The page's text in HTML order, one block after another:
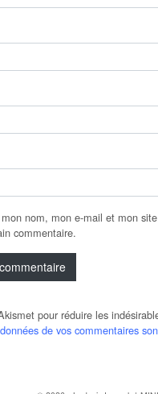
nom, mon e-mail et mon
commentaire.
pour réduire les
de vos commentaires